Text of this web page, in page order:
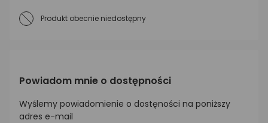
Produkt obecnie niedostępny
Powiadom mnie o dostępności
Wyślemy powiadomienie o dostęności na poniższy
adres e-mail